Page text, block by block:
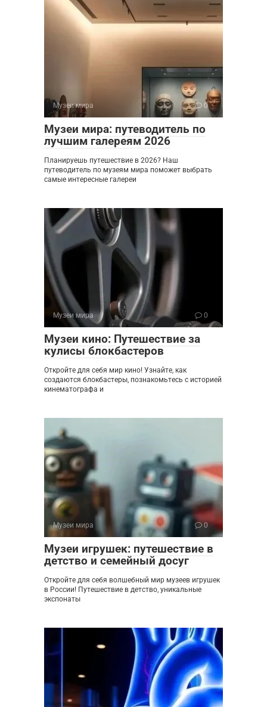
Музеи мира 0
Музеи мира: путеводитель по
лучшим галереям 2026
Планируешь путешествие в 2026? Наш
путеводитель по музеям мира поможет выбрать
самые интересные галереи
Музеи мира 0
Музеи кино: Путешествие за
кулисы блокбастеров
Откройте для себя мир кино! Узнайте, как
создаются блокбастеры, познакомьтесь с историей
кинематографа и
Музеи мира 0
Музеи игрушек: путешествие в
детство и семейный досуг
Откройте для себя волшебный мир музеев игрушек
в России! Путешествие в детство, уникальные
экспонаты